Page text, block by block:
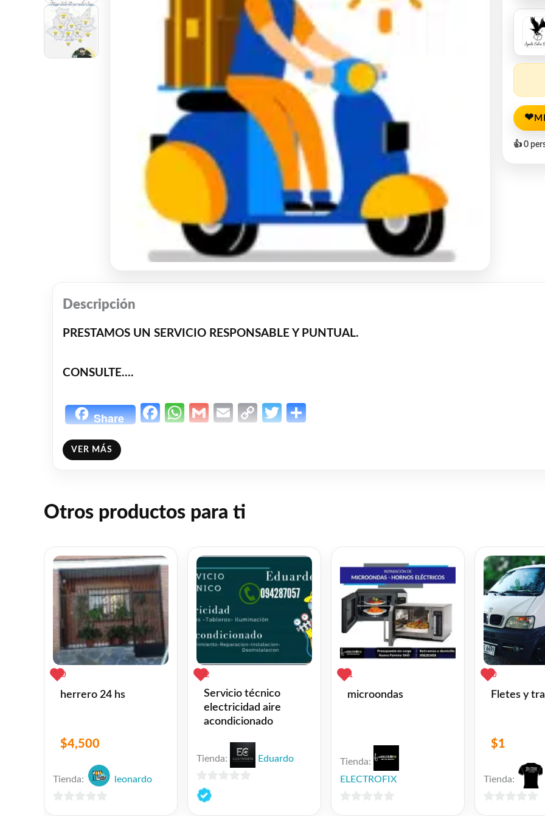
❤
👍 0
Descripción
PRESTAMOS UN SERVICIO RESPONSABLE Y PUNTUAL.
CONSULTE….
Share Facebook
WhatsApp
GmailEmailCopyTwitter
❤ME GUSTA
VER MÁS
Otros productos para ti
0
herrero 24 hs
$4,500
Tienda: leonardo
2
Servicio técnico
electricidad aire
acondicionado
Tienda: Eduardo
0
de
1
microondas
Tienda:
ELECTROFIX
0
Fletes y
$1
Tienda: